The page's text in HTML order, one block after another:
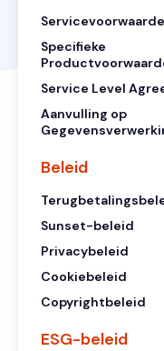
Specifieke
Service Level
Aanvulling op
Beleid
Sunset-beleid
Privacybeleid
Cookiebeleid
Copyrightbeleid
ESG-beleid